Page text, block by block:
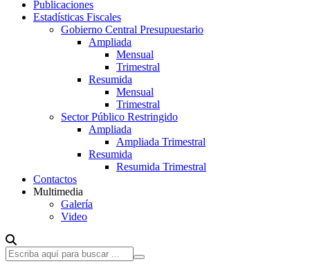
Publicaciones
Estadísticas Fiscales
Gobierno Central Presupuestario
Ampliada
Mensual
Trimestral
Resumida
Mensual
Trimestral
Sector Público Restringido
Ampliada
Ampliada Trimestral
Resumida
Resumida Trimestral
Contactos
Multimedia
Galería
Video